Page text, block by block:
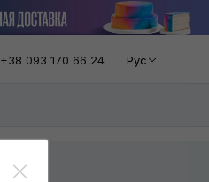
+38 093 170 66 24 Рус